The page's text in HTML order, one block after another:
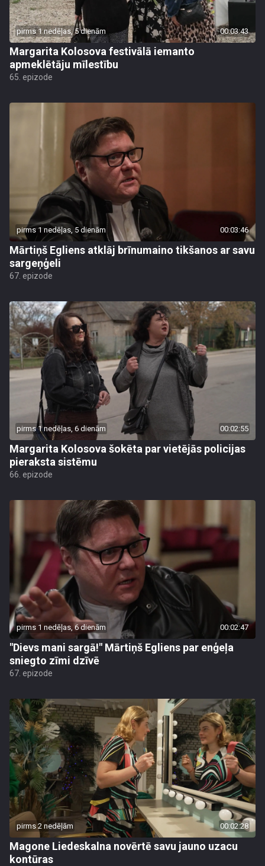
pirms 1 nedēļas, 5 dienām 00:03:43
Margarita Kolosova festivālā iemanto
apmeklētāju mīlestību
65. epizode
pirms 1 nedēļas, 5 dienām 00:03:46
Mārtiņš Egliens atklāj brīnumaino tikšanos ar savu
sargeņģeli
67. epizode
pirms 1 nedēļas, 6 dienām 00:02:55
Margarita Kolosova šokēta par vietējās policijas
pieraksta sistēmu
66. epizode
pirms 1 nedēļas, 6 dienām 00:02:47
"Dievs mani sargā!" Mārtiņš Egliens par enģeļa
sniegto zīmi dzīvē
67. epizode
pirms 2 nedēļām 00:02:28
Magone Liedeskalna novērtē savu jauno uzacu
kontūras